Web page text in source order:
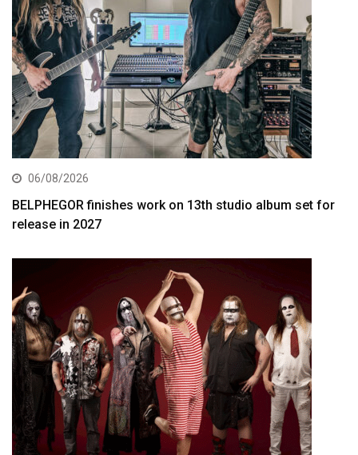
06/08/2026
BELPHEGOR finishes work on 13th studio album set for
release in 2027